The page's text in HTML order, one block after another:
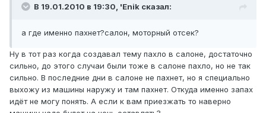
В 19.01.2010 в 19:30, 'Enik сказал:
а где именно пахнет?салон, моторный отсек?
Ну в тот раз когда создавал тему пахло в салоне, достаточно
сильно, до этого случаи были тоже в салоне пахло, но не так
сильно. В последние дни в салоне не пахнет, но я специально
выхожу из машины наружу и там пахнет. Откуда именно запах
идёт не могу понять. А если к вам приезжать то наверно